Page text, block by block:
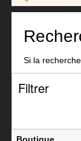
Si la
Filtrer
Boutique